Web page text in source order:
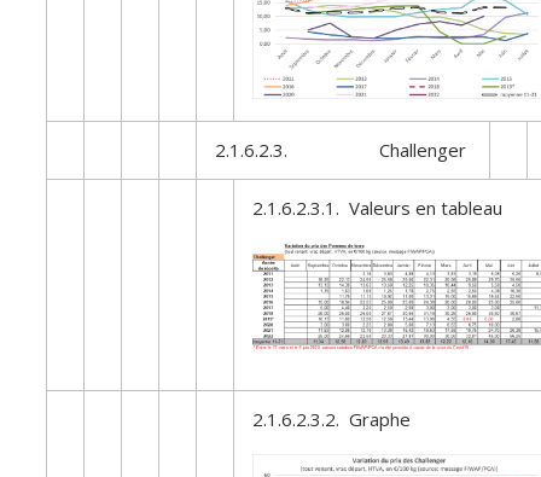
2.1.6.2.3. Challenger
2.1.6.2.3.1. Valeurs en tableau
2.1.6.2.3.2. Graphe